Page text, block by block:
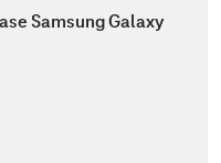
Samsung Galaxy